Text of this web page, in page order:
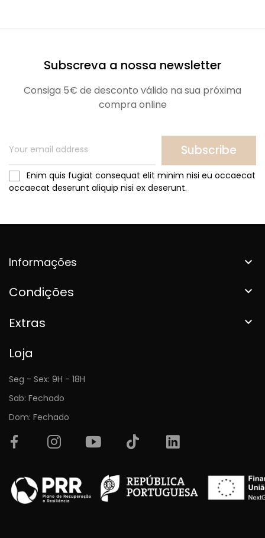
Subscreva a nossa newsletter
Consiga 5€ de desconto válido na sua próxima
compra online
Subscribe
Enim quis fugiat consequat elit minim nisi eu occaecat
occaecat deserunt aliquip nisi ex deserunt.
Informações 
Condições 
Extras 
Loja
Seg - Sex: 9H - 18H
Sab: Fechado
Dom: Fechado